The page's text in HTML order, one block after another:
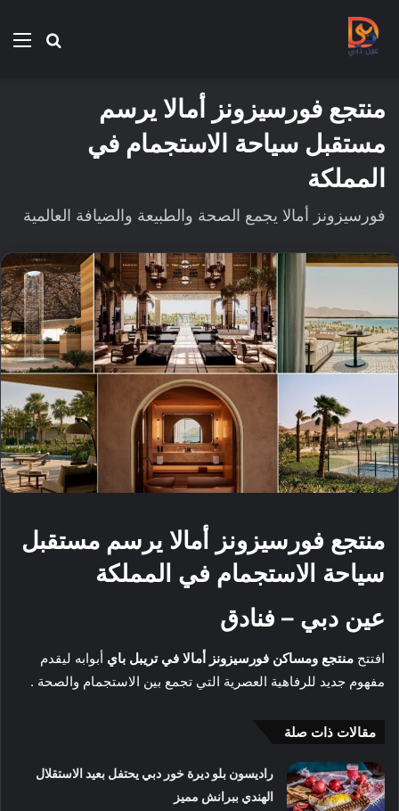
بحث
منتجع فورسيزونز أمالا يرسم
مستقبل سياحة الاستجمام في
المملكة
فورسيزونز أمالا يجمع الصحة والطبيعة والضيافة العالمية
منتجع فورسيزونز أمالا يرسم مستقبل
سياحة الاستجمام في المملكة
عين دبي – فنادق
افتتح منتجع ومساكن فورسيزونز أمالا في تريبل باي أبوابه ليقدم
مفهوم جديد للرفاهية العصرية التي تجمع بين الاستجمام والصحة .
مقالات ذات صلة
راديسون بلو ديرة خور دبي يحتفل بعيد الاستقلال
الهندي ببرانش مميز